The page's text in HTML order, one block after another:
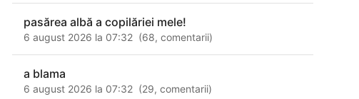
pasărea albă a copilăriei mele!
6 august 2026 la 07:32 (68,comentarii)
a blama
6 august 2026 la 07:32 (29,comentarii)